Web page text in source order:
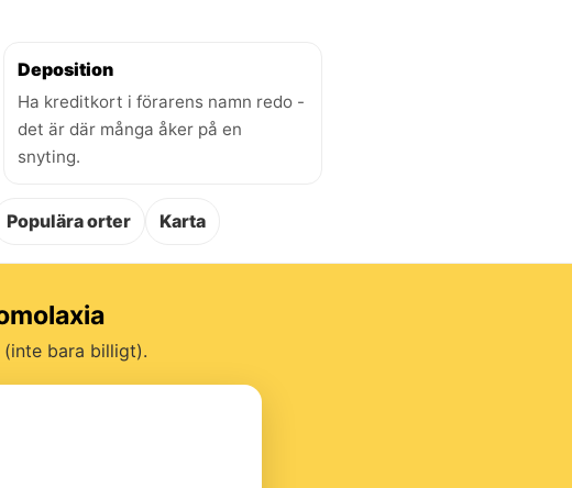
Deposition
Ha kreditkort i förarens namn redo -
det är där många åker på en
snyting.
Populära orter Karta
bara billigt).